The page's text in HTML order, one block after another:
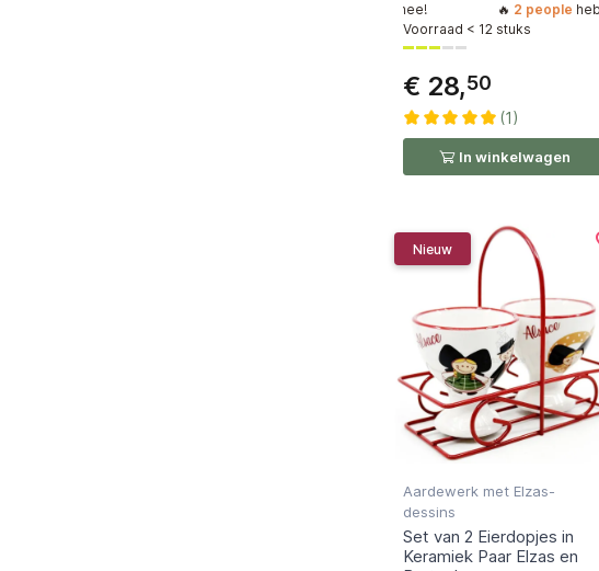
2 people hebben dit
Voorraad < 12 stuks
€ 28,50
(1)
In winkelwagen
3 people hebben dit artikel
Nieuw
Aardewerk met Elzas-
dessins
Set van 2 Eierdopjes in
Keramiek Paar Elzas en